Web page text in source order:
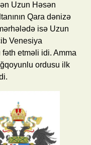
Uzun Həsən
Qara dənizə
mərhələdə isə Uzun
Venesiya
fəth etməli idi. Amma
ordusu ilk